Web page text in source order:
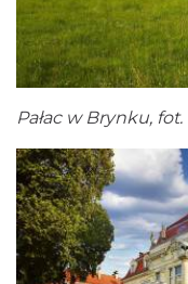
Pałac w Brynku, fot.